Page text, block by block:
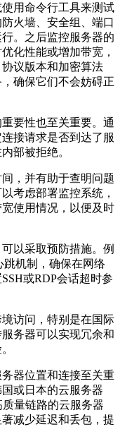
用命令行工具来测试
火墙、安全组、端口
。之后监控服务器的
化性能或增加带宽，
议版本和加密算法
确保它们不会妨碍正
要性也至关重要。通
接请求是否到达了服
部被拒绝。
，并有助于查明问题
考虑部署监控系统，
使用情况，以便及时
以采取预防措施。例
跳机制，确保在网络
或RDP会话超时参
访问，特别是在国际
务器可以实现冗余和
器位置和连接至关重
或日本的云服务器
质量链路的云服务器
减少延迟和丢包，提